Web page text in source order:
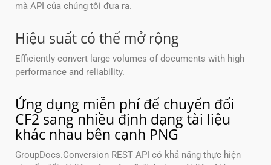
mà API của chúng tôi đưa ra.
Hiệu suất có thể mở rộng
Efficiently convert large volumes of documents with high
performance and reliability.
Ứng dụng miễn phí để chuyển đổi
CF2 sang nhiều định dạng tài liệu
khác nhau bên cạnh PNG
GroupDocs.Conversion REST API có khả năng thực hiện